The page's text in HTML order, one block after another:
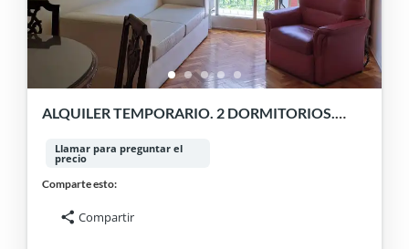
ALQUILER TEMPORARIO. 2 DORMITORIOS.
Llamar para preguntar el
precio
Comparte esto:
Compartir